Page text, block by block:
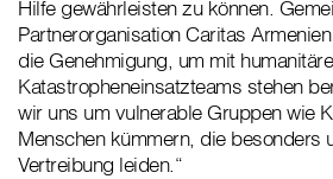
Hilfe gewährleisten zu können.
Partnerorganisation Caritas
die Genehmigung, um mit
Katastropheneinsatzteams stehen
wir uns um vulnerable Gruppen wie
Menschen kümmern, die besonders
Vertreibung leiden.“